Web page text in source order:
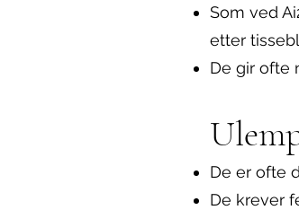
Som ved
etter
De gir ofte
De er ofte
De krever